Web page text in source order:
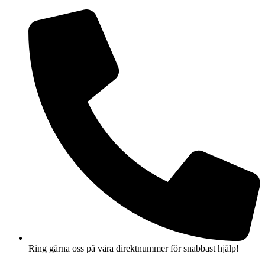
innehåll
Ring gärna oss på våra direktnummer för snabbast hjälp!